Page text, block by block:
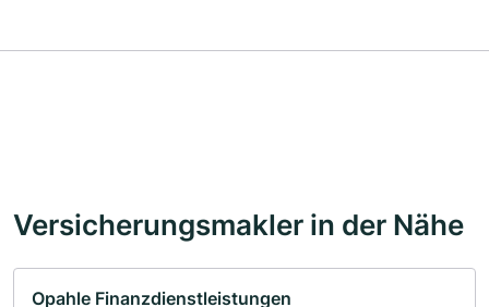
Versicherungsmakler in der Nähe
Opahle Finanzdienstleistungen